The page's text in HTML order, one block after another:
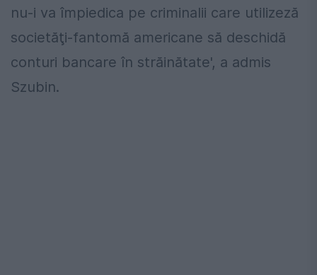
nu-i va împiedica pe criminalii care utilizeză
societăţi-fantomă americane să deschidă
conturi bancare în străinătate', a admis
Szubin.